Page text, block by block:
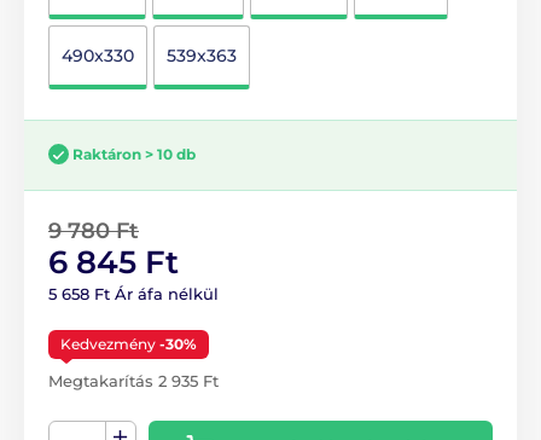
490x330 539x363
Raktáron > 10 db
9 780 Ft
6 845 Ft
5 658 Ft Ár áfa nélkül
Kedvezmény -30%
Megtakarítás 2 935 Ft